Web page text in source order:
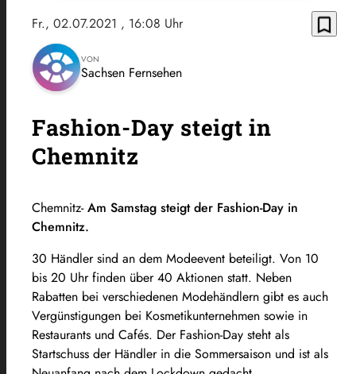
Fr., 02.07.2021 , 16:08 Uhr bookmark_border
VON
Sachsen Fernsehen
Fashion-Day steigt in
Chemnitz
Chemnitz-Am Samstag steigt der Fashion-Day in
Chemnitz.
30 Händler sind an dem Modeevent beteiligt. Von 10
bis 20 Uhr finden über 40 Aktionen statt. Neben
Rabatten bei verschiedenen Modehändlern gibt es auch
Vergünstigungen bei Kosmetikunternehmen sowie in
Restaurants und Cafés. Der Fashion-Day steht als
Startschuss der Händler in die Sommersaison und ist als